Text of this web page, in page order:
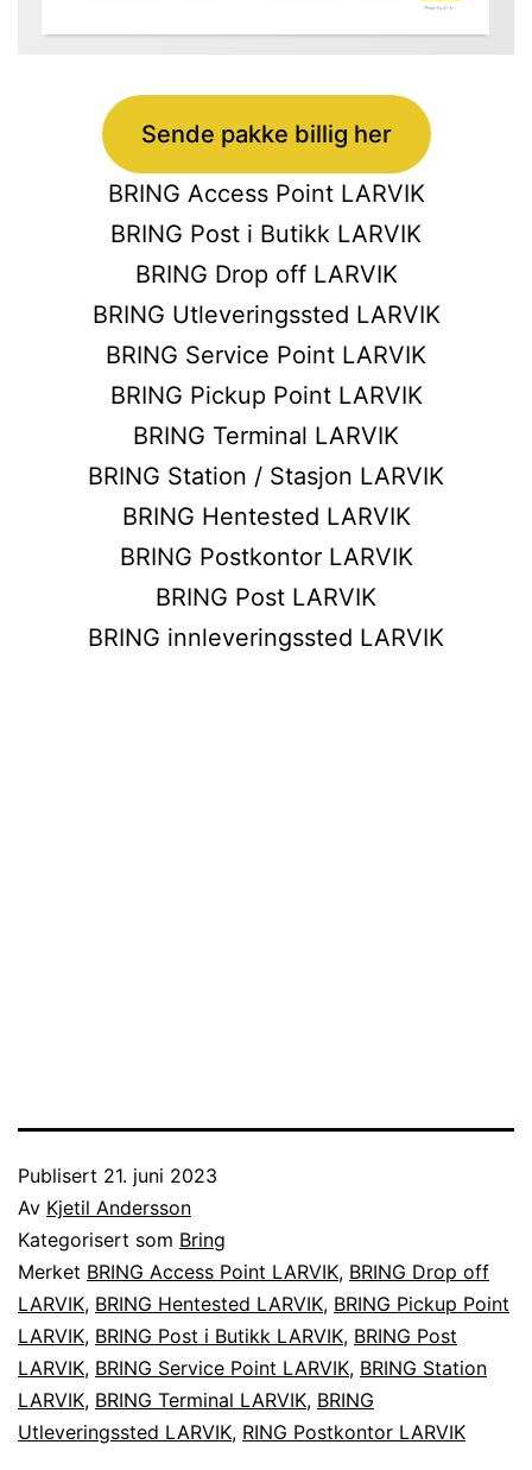
Sende pakke billig her
BRING Access Point LARVIK
BRING Post i Butikk LARVIK
BRING Drop off LARVIK
BRING Utleveringssted LARVIK
BRING Service Point LARVIK
BRING Pickup Point LARVIK
BRING Terminal LARVIK
BRING Station / Stasjon LARVIK
BRING Hentested LARVIK
BRING Postkontor LARVIK
BRING Post LARVIK
BRING innleveringssted LARVIK
Publisert 21. juni 2023
Av Kjetil Andersson
Kategorisert som Bring
Merket BRING Access Point LARVIK, BRING Drop off
LARVIK, BRING Hentested LARVIK, BRING Pickup Point
LARVIK, BRING Post i Butikk LARVIK, BRING Post
LARVIK, BRING Service Point LARVIK, BRING Station
LARVIK, BRING Terminal LARVIK, BRING
Utleveringssted LARVIK, RING Postkontor LARVIK